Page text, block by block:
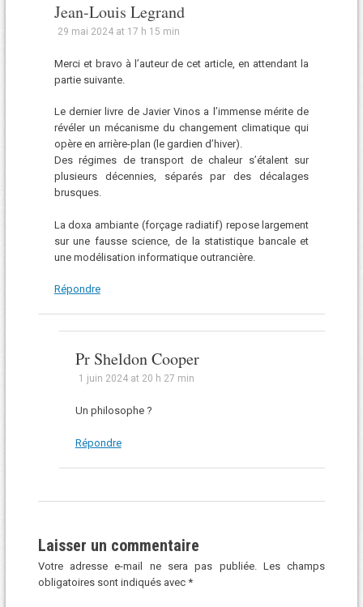
Jean-Louis Legrand
29 mai 2024 at 17 h 15 min
Merci et bravo à l’auteur de cet article, en attendant la
partie suivante.
Le dernier livre de Javier Vinos a l’immense mérite de
révéler un mécanisme du changement climatique qui
opère en arrière-plan (le gardien d’hiver).
Des régimes de transport de chaleur s’étalent sur
plusieurs décennies, séparés par des décalages
brusques.
La doxa ambiante (forçage radiatif) repose largement
sur une fausse science, de la statistique bancale et
une modélisation informatique outrancière.
Répondre
Pr Sheldon Cooper
1 juin 2024 at 20 h 27 min
Un philosophe ?
Répondre
Laisser un commentaire
Votre adresse e-mail ne sera pas publiée.
Les champs
obligatoires sont indiqués avec *